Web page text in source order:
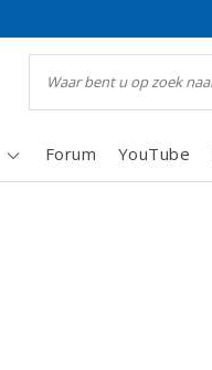
Forum YouTube